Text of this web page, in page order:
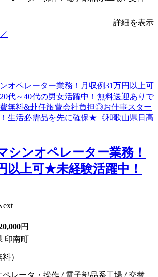
詳細を表示
シンオペレーター業務！
以上可★未経験活躍中！
円
印南町
）
ペレータ・操作 / 電子部品系工場 / 交替